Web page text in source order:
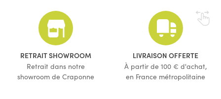
(2 avis)
RETRAIT SHOWROOM
Retrait dans notre
showroom de Craponne
LIVRAISON OFFERTE
À partir de 100 € d'achat,
en France métropolitaine